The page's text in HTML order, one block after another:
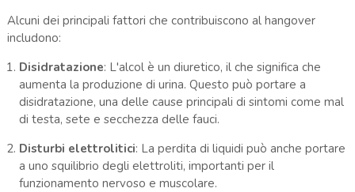
Alcuni dei principali fattori che contribuiscono al hangover
includono:
Disidratazione: L'alcol è un diuretico, il che significa che
aumenta la produzione di urina. Questo può portare a
disidratazione, una delle cause principali di sintomi come mal
di testa, sete e secchezza delle fauci.
Disturbi elettrolitici: La perdita di liquidi può anche portare
a uno squilibrio degli elettroliti, importanti per il
funzionamento nervoso e muscolare.